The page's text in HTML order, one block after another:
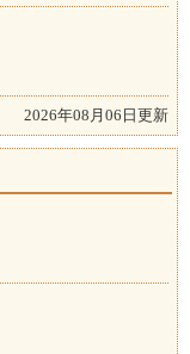
2026年08月06日更新